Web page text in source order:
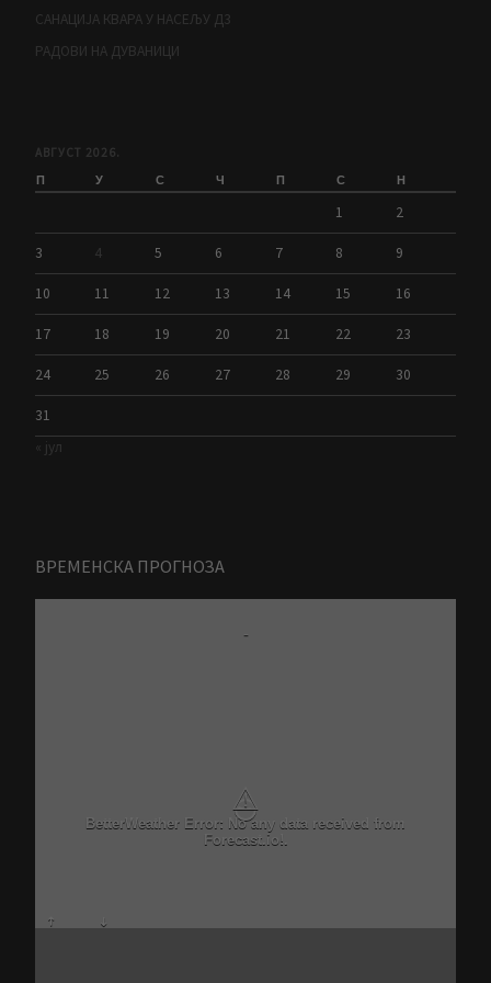
САНАЦИЈА КВАРА У НАСЕЉУ Д3
РАДОВИ НА ДУВАНИЦИ
АВГУСТ 2026.
П У С Ч П С Н
1 2
3 4 5 6 7 8 9
10 11 12 13 14 15 16
17 18 19 20 21 22 23
24 25 26 27 28 29 30
31
« јул
ВРЕМЕНСКА ПРОГНОЗА
-
⚠
BetterWeather Error: No any data received from
Forecast.io!.